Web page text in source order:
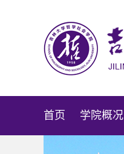
首页 学院概况